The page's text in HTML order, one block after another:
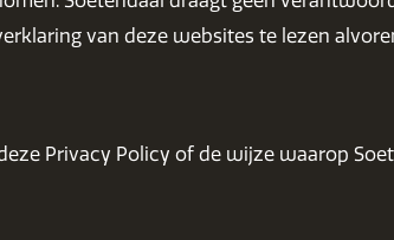
van deze websites te lezen
Privacy Policy of de wijze waarop